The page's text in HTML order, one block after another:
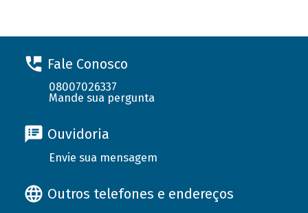
Fale Conosco
08007026337
Mande sua pergunta
Ouvidoria
Envie sua mensagem
Outros telefones e endereços